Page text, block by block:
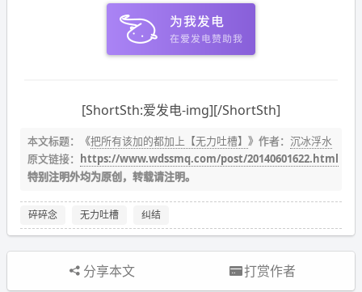
[ShortSth:爱发电-img][/ShortSth]
本文标题：《把所有该加的都加上【无力吐槽】 》作者： 沉冰浮水
原文链接： https://www.wdssmq.com/post/20140601622.html
特别注明外均为原创，转载请注明。
碎碎念 无力吐槽 纠结
分享本文 打赏作者